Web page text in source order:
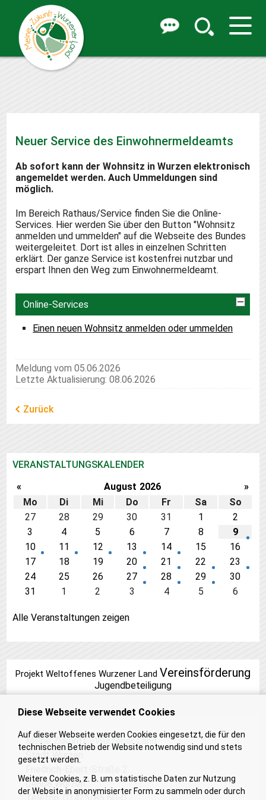
Neuer Service des Einwohnermeldeamts
Ab sofort kann der Wohnsitz in Wurzen elektronisch
angemeldet werden. Auch Ummeldungen sind
möglich.
Im Bereich Rathaus/Service finden Sie die Online-
Services. Hier werden Sie über den Button "Wohnsitz
anmelden und ummelden" auf die Webseite des Bundes
weitergeleitet. Dort ist alles in einzelnen Schritten
erklärt. Der ganze Service ist kostenfrei nutzbar und
erspart Ihnen den Weg zum Einwohnermeldeamt.
Online-Services
Einen neuen Wohnsitz anmelden oder ummelden
Meldung vom 05.06.2026
Letzte Aktualisierung: 08.06.2026
Zurück
VERANSTALTUNGSKALENDER
«
August 2026
»
Mo
Di Mi Do Fr Sa
So
27
28 29 30 31 1
2
3
4 5 6 7 8
9
10
11 12 13 14 15
16
17
18 19 20 21 22
23
24
25 26 27 28 29
30
31
1 2 3 4 5 6
Alle Veranstaltungen zeigen
Projekt Weltoffenes Wurzener Land Vereinsförderung
Jugendbeteiligung
Meine Zukunft - Wurzener Land
Stadt Wurzen
04808 Wurzen
Diese Webseite verwendet Cookies
Auf dieser Webseite werden Cookies eingesetzt, die für den
technischen Betrieb der Website notwendig sind und stets
gesetzt werden.
Weitere Cookies, z. B. um statistische Daten zur Nutzung
der Website in anonymisierter Form zu sammeln oder durch